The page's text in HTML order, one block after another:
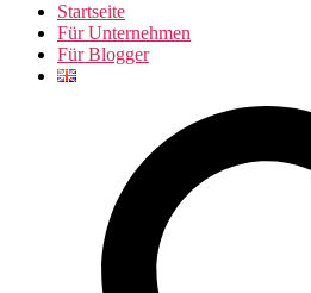
Startseite
Für Unternehmen
Für Blogger